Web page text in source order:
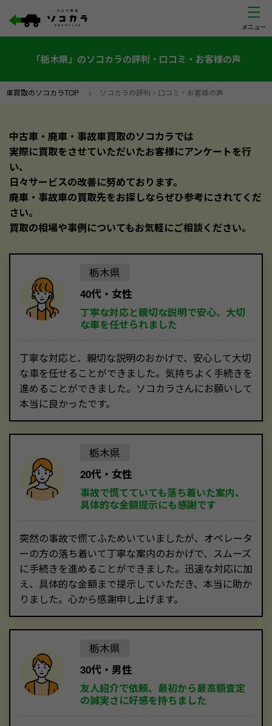
「栃木県」のソコカラの評判・口コミ・お客様の声
車買取のソコカラTOP > ソコカラの評判・口コミ・お客様の声
中古車・廃車・事故車買取のソコカラでは
実際に買取をさせていただいたお客様にアンケートを行
い、
日々サービスの改善に努めております。
廃車・事故車の買取先をお探しならぜひ参考にされてくだ
さい。
買取の相場や事例についてもお気軽にご相談ください。
栃木県
40代・女性
丁寧な対応と親切な説明で安心、大切
な車を任せられました
丁寧な対応と、親切な説明のおかげで、安心して大切
な車を任せることができました。気持ちよく手続きを
進めることができました。ソコカラさんにお願いして
本当に良かったです。
栃木県
20代・女性
事故で慌てていても落ち着いた案内、
具体的な金額提示にも感謝です
突然の事故で慌てふためいていましたが、オペレータ
ーの方の落ち着いて丁寧な案内のおかげで、スムーズ
に手続きを進めることができました。迅速な対応に加
え、具体的な金額まで提示していただき、本当に助か
りました。心から感謝申し上げます。
栃木県
30代・男性
友人紹介で依頼、最初から最高額査定
の誠実さに好感を持ちました